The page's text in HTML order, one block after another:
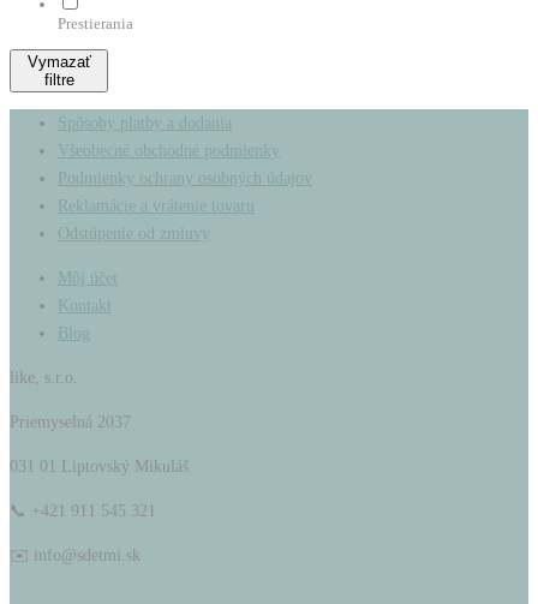
Prestierania
Vymazať
filtre
Spôsoby platby a dodania
Všeobecné obchodné podmienky
Podmienky ochrany osobných údajov
Reklamácie a vrátenie tovaru
Odstúpenie od zmluvy
Môj účet
Kontakt
Blog
like, s.r.o.
Priemyselná 2037
031 01 Liptovský Mikuláš
📞 +421 911 545 321
✉️ info@sdetmi.sk